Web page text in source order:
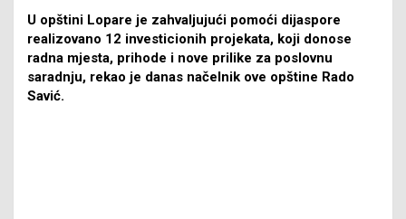
U opštini Lopare je zahvaljujući pomoći dijaspore
realizovano 12 investicionih projekata, koji donose
radna mjesta, prihode i nove prilike za poslovnu
saradnju, rekao je danas načelnik ove opštine Rado
Savić.